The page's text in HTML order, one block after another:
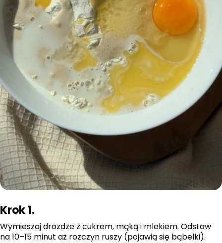
Krok 1.
Wymieszaj drożdże z cukrem, mąką i mlekiem. Odstaw
na 10–15 minut aż rozczyn ruszy (pojawią się bąbelki).